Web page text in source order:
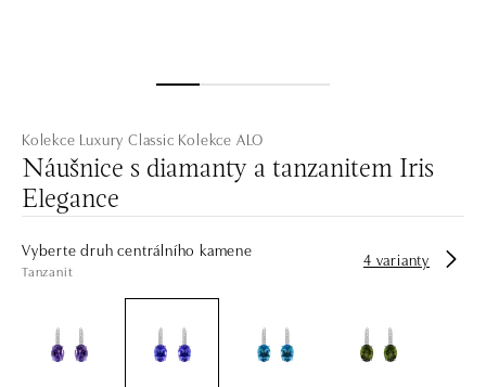
Kolekce Luxury Classic Kolekce ALO
Náušnice s diamanty a tanzanitem Iris
Elegance
Vyberte druh centrálního kamene
Tanzanit
4 varianty